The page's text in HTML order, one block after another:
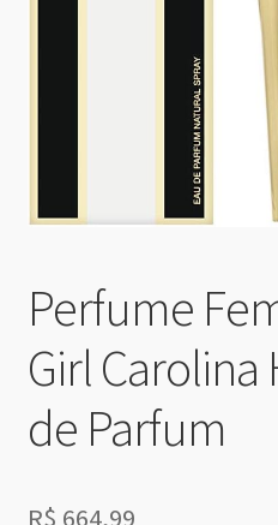
Perfume
Girl Carolina
de Parfum
R$ 664,99